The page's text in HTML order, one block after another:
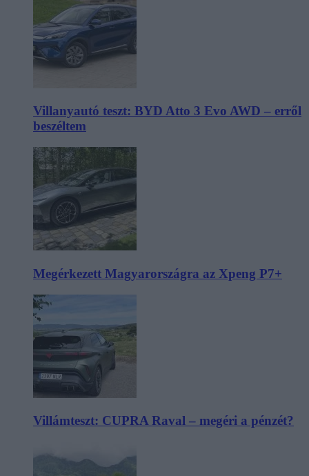
Villanyautó teszt: BYD Atto 3 Evo AWD – erről
beszéltem
Megérkezett Magyarországra az Xpeng P7+
Villámteszt: CUPRA Raval – megéri a pénzét?